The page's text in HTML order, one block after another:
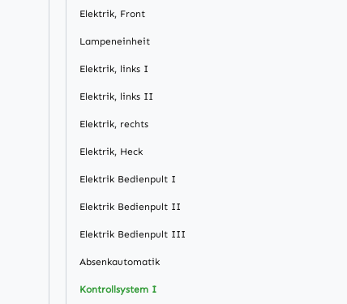
Elektrik, Front
Lampeneinheit
Elektrik, links I
Elektrik, links II
Elektrik, rechts
Elektrik, Heck
Elektrik Bedienpult I
Elektrik Bedienpult II
Elektrik Bedienpult III
Absenkautomatik
Kontrollsystem I